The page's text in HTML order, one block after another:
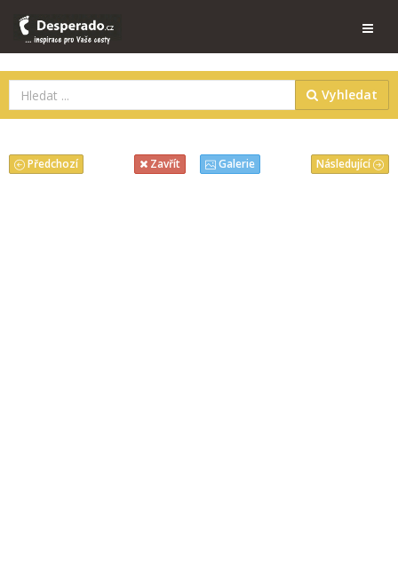
Vyhledat
Následující
Předchozí Zavřít Galerie